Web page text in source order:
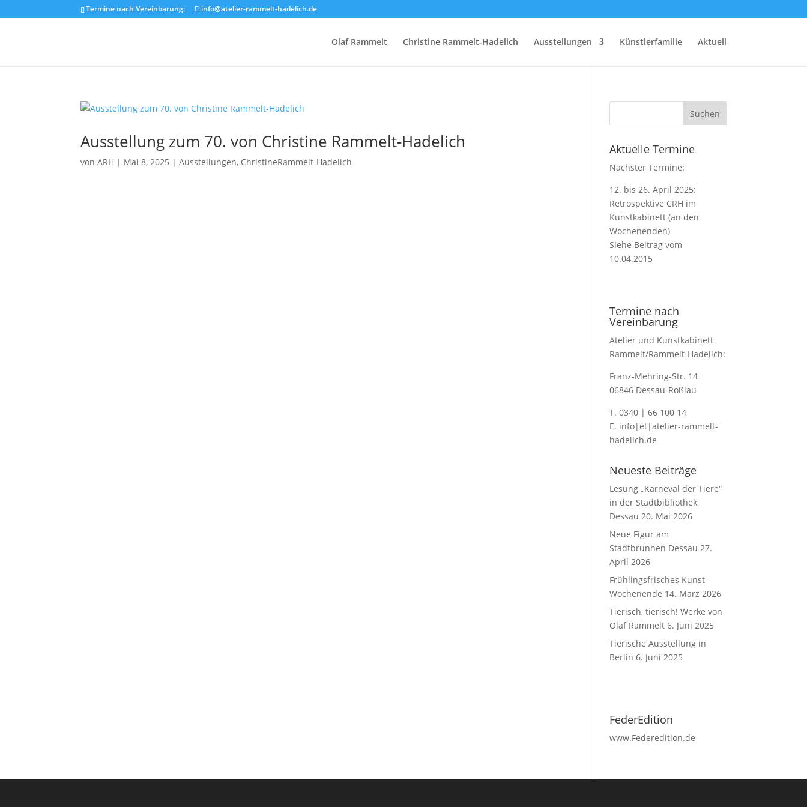
Termine nach Vereinbarung: info@atelier-rammelt-hadelich.de
Olaf Rammelt Christine Rammelt-Hadelich Ausstellungen Künstlerfamilie Aktuell
Ausstellung zum 70. von Christine Rammelt-Hadelich
vonARH | Mai 8, 2025 |Ausstellungen, ChristineRammelt-Hadelich
Aktuelle Termine
Nächster Termine:
12. bis 26. April 2025:
Retrospektive CRH im
Kunstkabinett (an den
Wochenenden)
Siehe Beitrag vom
10.04.2015
Termine nach
Vereinbarung
Atelier und Kunstkabinett
Rammelt/Rammelt-Hadelich:
Franz-Mehring-Str. 14
06846 Dessau-Roßlau
T. 0340 | 66 100 14
E. info|et|atelier-rammelt-
hadelich.de
Neueste Beiträge
Lesung „Karneval der Tiere“
in der Stadtbibliothek
Dessau 20. Mai 2026
Neue Figur am
Stadtbrunnen Dessau 27.
April 2026
Frühlingsfrisches Kunst-
Wochenende 14. März 2026
Tierisch, tierisch! Werke von
Olaf Rammelt 6. Juni 2025
Tierische Ausstellung in
Berlin 6. Juni 2025
FederEdition
www.Federedition.de